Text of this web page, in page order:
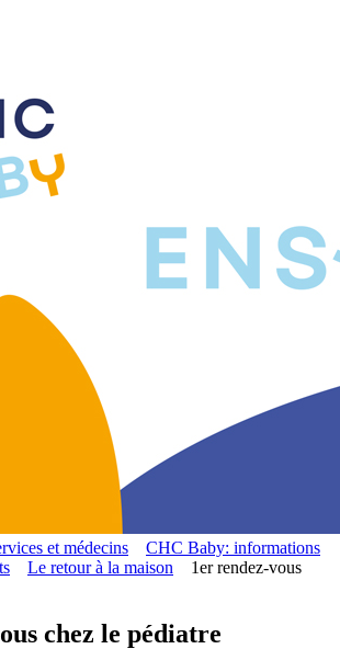
et médecins
CHC Baby: informations
Le retour à la maison
1er rendez-vous
chez le pédiatre